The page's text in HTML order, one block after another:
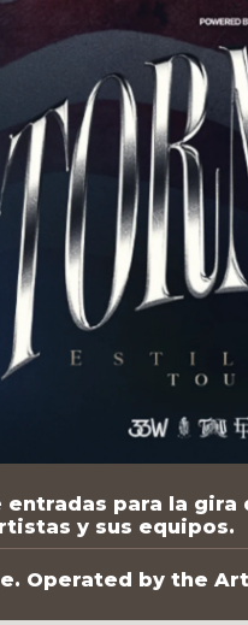
entradas para la gira
y sus equipos.
Operated by the